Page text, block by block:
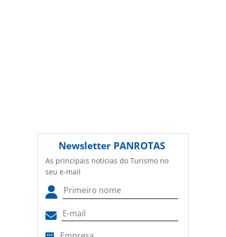
Newsletter PANROTAS
As principais notícias do Turismo no
seu e-mail